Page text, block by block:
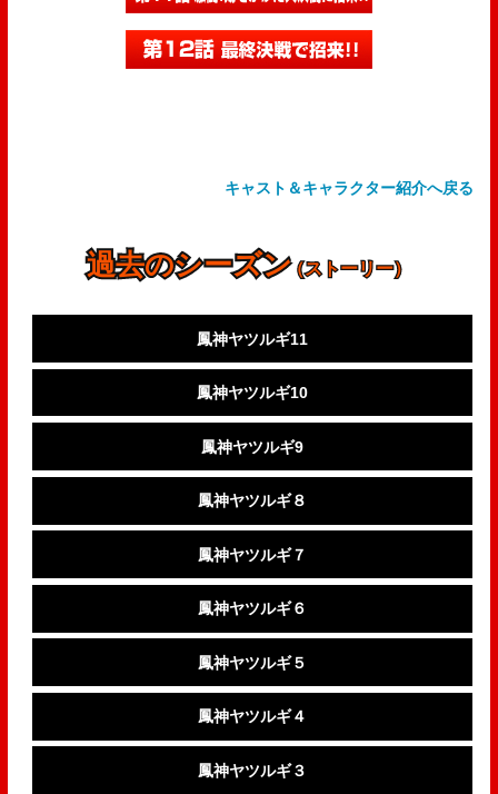
キャスト＆キャラクター紹介へ戻る
過去のシーズン（ストーリー）
鳳神ヤツルギ11
鳳神ヤツルギ10
鳳神ヤツルギ9
鳳神ヤツルギ８
鳳神ヤツルギ７
鳳神ヤツルギ６
鳳神ヤツルギ５
鳳神ヤツルギ４
鳳神ヤツルギ３